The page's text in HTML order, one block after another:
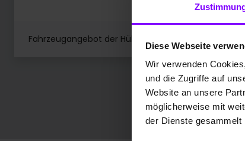
Diese Webseite
Wir verwenden
und die Zugriffe auf
Website an unsere
möglicherweise mit
der Dienste gesammelt
Fahrzeugangebot der Hülpert VZ GmbH